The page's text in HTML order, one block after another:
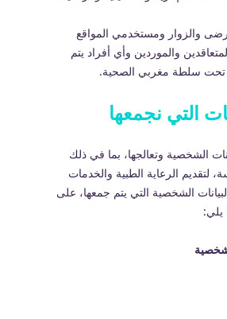
والزوار ومستخدمي المواقع
والموردين وأي أفراد يتم
تحت سلطة مغربي الصحية.
الشخصية وتعالجها، بما في ذلك
لتقديم الرعاية الطبية والخدمات
الشخصية التي يتم جمعها، على
يلي: